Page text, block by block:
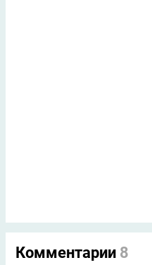
Комментарии 8